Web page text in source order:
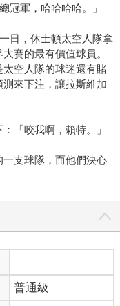
軍，哈哈哈哈。」
日，休士頓太空人隊拿
賽的最有價值球員。
空人隊的球迷還有賭
來下注，讓拉斯維加
「咬我啊，賴特。」
支球隊，而他們決心
普通級